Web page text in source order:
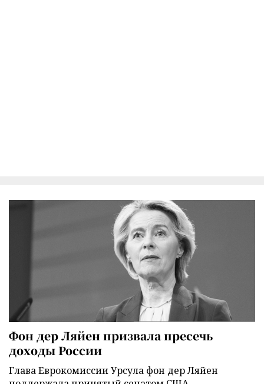
Фон дер Ляйен призвала пресечь
доходы России
Глава Еврокомиссии Урсула фон дер Ляйен